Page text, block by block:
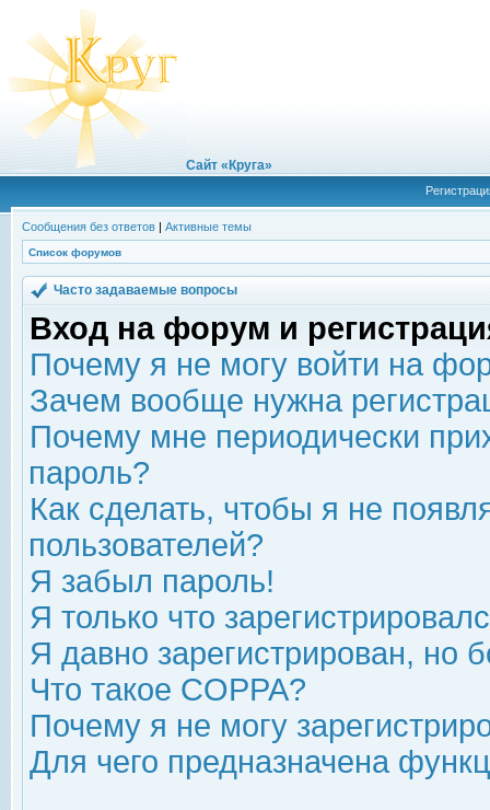
Сайт «Круга»
Сообщения без ответов | Активные темы
Список форумов
Часто задаваемые вопросы
Вход на форум и
Почему я не могу войти на
Зачем вообще нужна
Почему мне периодически
пароль?
Как сделать, чтобы я не
пользователей?
Я забыл пароль!
Я только что
Я давно зарегистрирован, но
Что такое COPPA?
Почему я не могу
Для чего предназначена